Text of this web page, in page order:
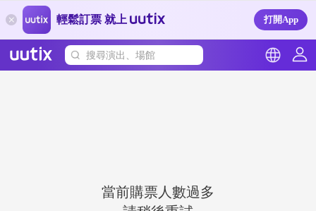
輕鬆訂票 就上 打開App
搜尋演出、場館
當前購票人數過多